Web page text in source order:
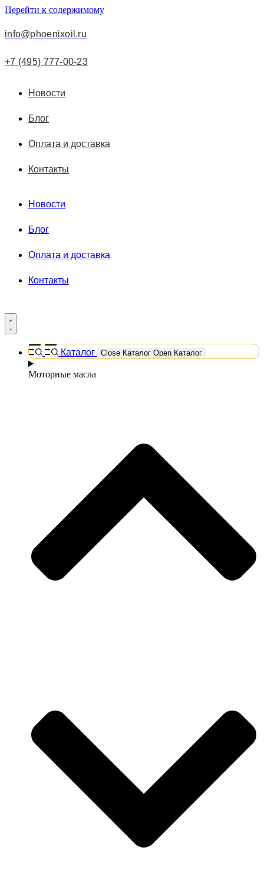
Перейти к содержимому
info@phoenixoil.ru
+7 (495) 777-00-23
Новости
Блог
Оплата и доставка
Контакты
Новости
Блог
Оплата и доставка
Контакты
Каталог Close Каталог Open Каталог
Моторные масла